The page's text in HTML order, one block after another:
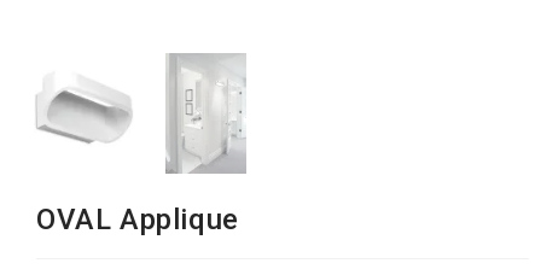
OVAL Applique